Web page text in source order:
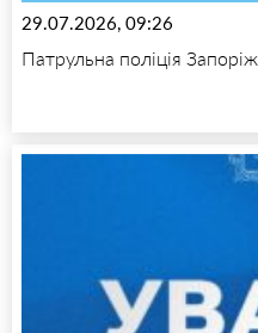
29.07.2026, 09:26
Патрульна поліція